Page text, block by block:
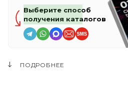
Выберите способ
получения каталогов
ПОДРОБНЕЕ